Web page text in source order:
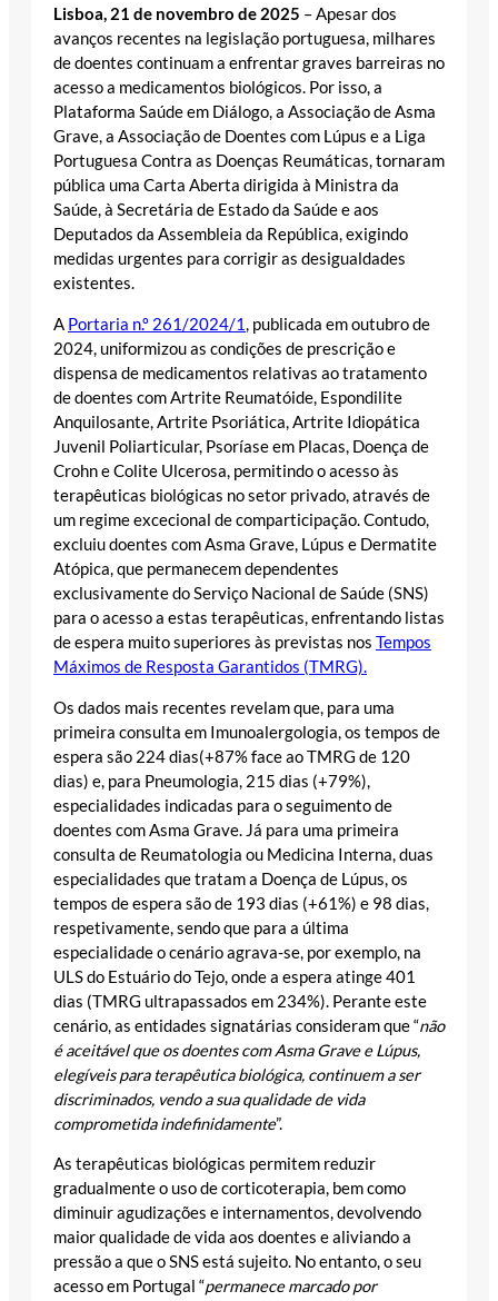
Lisboa, 21 de novembro de 2025 – Apesar dos
avanços recentes na legislação portuguesa, milhares
de doentes continuam a enfrentar graves barreiras no
acesso a medicamentos biológicos. Por isso, a
Plataforma Saúde em Diálogo, a Associação de Asma
Grave, a Associação de Doentes com Lúpus e a Liga
Portuguesa Contra as Doenças Reumáticas, tornaram
pública uma Carta Aberta dirigida à Ministra da
Saúde, à Secretária de Estado da Saúde e aos
Deputados da Assembleia da República, exigindo
medidas urgentes para corrigir as desigualdades
existentes.
A Portaria n.º 261/2024/1, publicada em outubro de
2024, uniformizou as condições de prescrição e
dispensa de medicamentos relativas ao tratamento
de doentes com Artrite Reumatóide, Espondilite
Anquilosante, Artrite Psoriática, Artrite Idiopática
Juvenil Poliarticular, Psoríase em Placas, Doença de
Crohn e Colite Ulcerosa, permitindo o acesso às
terapêuticas biológicas no setor privado, através de
um regime excecional de comparticipação. Contudo,
excluiu doentes com Asma Grave, Lúpus e Dermatite
Atópica, que permanecem dependentes
exclusivamente do Serviço Nacional de Saúde (SNS)
para o acesso a estas terapêuticas, enfrentando listas
de espera muito superiores às previstas nos Tempos
Máximos de Resposta Garantidos (TMRG).
Os dados mais recentes revelam que, para uma
primeira consulta em Imunoalergologia, os tempos de
espera são 224 dias(+87% face ao TMRG de 120
dias) e, para Pneumologia, 215 dias (+79%),
especialidades indicadas para o seguimento de
doentes com Asma Grave. Já para uma primeira
consulta de Reumatologia ou Medicina Interna, duas
especialidades que tratam a Doença de Lúpus, os
tempos de espera são de 193 dias (+61%) e 98 dias,
respetivamente, sendo que para a última
especialidade o cenário agrava-se, por exemplo, na
ULS do Estuário do Tejo, onde a espera atinge 401
dias (TMRG ultrapassados em 234%). Perante este
cenário, as entidades signatárias consideram que “não
é aceitável que os doentes com Asma Grave e Lúpus,
elegíveis para terapêutica biológica, continuem a ser
discriminados, vendo a sua qualidade de vida
comprometida indefinidamente”.
As terapêuticas biológicas permitem reduzir
gradualmente o uso de corticoterapia, bem como
diminuir agudizações e internamentos, devolvendo
maior qualidade de vida aos doentes e aliviando a
pressão a que o SNS está sujeito. No entanto, o seu
acesso em Portugal “permanece marcado por